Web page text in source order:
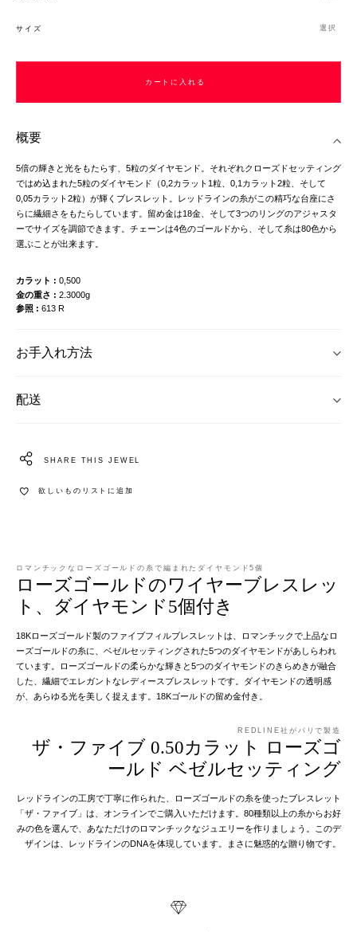
サイズ 選択
カートに入れる
概要
5倍の輝きと光をもたらす、5粒のダイヤモンド。それぞれクローズドセッティング
ではめ込まれた5粒のダイヤモンド（0,2カラット1粒、0,1カラット2粒、そして
0,05カラット2粒）が輝くブレスレット。レッドラインの糸がこの精巧な台座にさ
らに繊細さをもたらしています。留め金は18金、そして3つのリングのアジャスタ
ーでサイズを調節できます。チェーンは4色のゴールドから、そして糸は80色から
選ぶことが出来ます。
カラット
0,500
金の重さ
2.3000g
参照
613 R
お手入れ方法
配送
SHARE THIS JEWEL
欲しいものリストに追加
ロマンチックなローズゴールドの糸で編まれたダイヤモンド5個
ローズゴールドのワイヤーブレスレッ
ト、ダイヤモンド5個付き
18Kローズゴールド製のファイブフィルブレスレットは、ロマンチックで上品なロ
ーズゴールドの糸に、ベゼルセッティングされた5つのダイヤモンドがあしらわれ
ています。ローズゴールドの柔らかな輝きと5つのダイヤモンドのきらめきが融合
した、繊細でエレガントなレディースブレスレットです。ダイヤモンドの透明感
が、あらゆる光を美しく捉えます。18Kゴールドの留め金付き。
REDLINE社がパリで製造
ザ・ファイブ 0.50カラット ローズゴ
ールド ベゼルセッティング
レッドラインの工房で丁寧に作られた、ローズゴールドの糸を使ったブレスレット
「ザ・ファイブ」は、オンラインでご購入いただけます。80種類以上の糸からお好
みの色を選んで、あなただけのロマンチックなジュエリーを作りましょう。このデ
ザインは、レッドラインのDNAを体現しています。まさに魅惑的な贈り物です。